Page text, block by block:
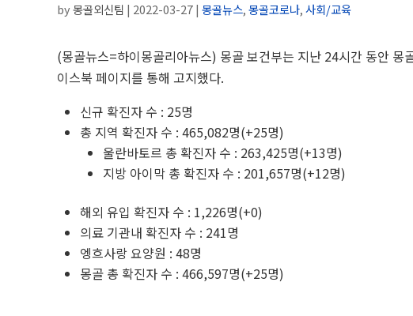
by몽골외신팀 | 2022-03-27| 몽골뉴스,몽골코로나,사회/교육
(몽골뉴스=하이몽골리아뉴스) 몽골 보건부는 지난 24시간 동안 몽
이스북 페이지를 통해 고지했다.
신규 확진자 수 : 25명
총 지역 확진자 수 : 465,082명(+25명)
울란바토르 총 확진자 수 : 263,425명(+13명)
지방 아이막 총 확진자 수 : 201,657명(+12명)
해외 유입 확진자 수 : 1,226명(+0)
의료 기관내 확진자 수 : 241명
엥흐사랑 요양원 : 48명
몽골 총 확진자 수 : 466,597명(+25명)